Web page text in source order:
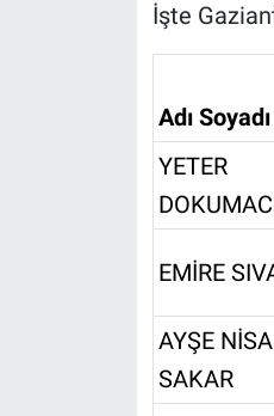
İşte
Adı Soyadı
YETER
EMİRE
AYŞE NİSA
SAKAR